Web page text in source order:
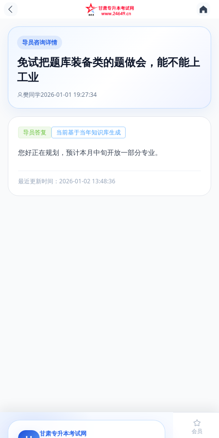
导员咨询详情
免试把题库装备类的题做会，能不能上
工业
樊同学2026-01-01 19:27:34
导员答复 当前基于当年知识库生成
您好正在规划，预计本月中旬开放一部分专业。
最近更新时间：2026-01-02 13:48:36
甘肃专升本考试网
首页 题库 会员